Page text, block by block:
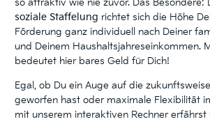
so attraktiv wie nie zuvor. Das Besondere:
soziale Staffelung richtet sich die Höhe
Förderung ganz individuell nach Deiner
und Deinem Haushaltsjahreseinkommen.
bedeutet hier bares Geld für Dich!
Egal, ob Du ein Auge auf die
geworfen hast oder maximale Flexibilität
mit unserem interaktiven Rechner erfährst